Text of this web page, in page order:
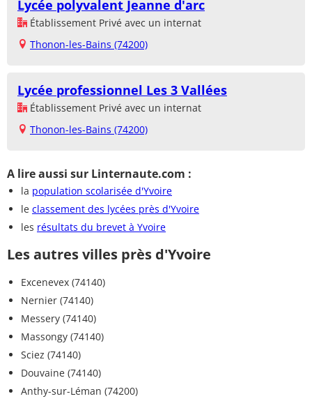
Lycée polyvalent Jeanne d'arc
Établissement Privé avec un internat
Thonon-les-Bains (74200)
Lycée professionnel Les 3 Vallées
Établissement Privé avec un internat
Thonon-les-Bains (74200)
A lire aussi sur Linternaute.com :
la population scolarisée d'Yvoire
le classement des lycées près d'Yvoire
les résultats du brevet à Yvoire
Les autres villes près d'Yvoire
Excenevex (74140)
Nernier (74140)
Messery (74140)
Massongy (74140)
Sciez (74140)
Douvaine (74140)
Anthy-sur-Léman (74200)